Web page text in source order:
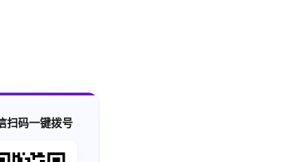
扫码一键拨号